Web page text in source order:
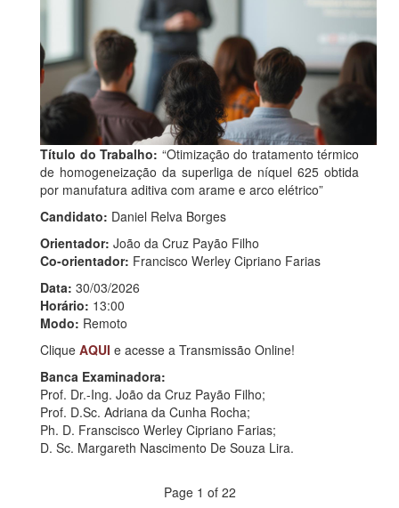
Título do Trabalho: “Otimização do tratamento térmico
de homogeneização da superliga de níquel 625 obtida
por manufatura aditiva com arame e arco elétrico”
Candidato: Daniel Relva Borges
Orientador: João da Cruz Payão Filho
Co-orientador: Francisco Werley Cipriano Farias
Data: 30/03/2026
Horário: 13:00
Modo: Remoto
Clique AQUI e acesse a Transmissão Online!
Banca Examinadora:
Prof. Dr.-Ing. João da Cruz Payão Filho;
Prof. D.Sc. Adriana da Cunha Rocha;
Ph. D. Franscisco Werley Cipriano Farias;
D. Sc. Margareth Nascimento De Souza Lira.
Page 1 of 22